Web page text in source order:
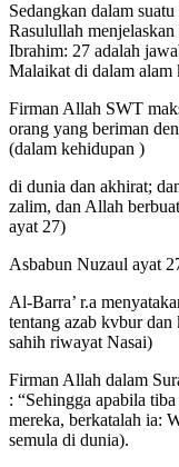
Sedangkan dalam
Rasulullah
Ibrahim: 27 adalah
Malaikat di dalam alam
Firman Allah SWT
orang yang beriman
(dalam kehidupan )
di dunia dan akhirat;
zalim, dan Allah
ayat 27)
Asbabun Nuzaul ayat
Al-Barra’ r.a
tentang azab kvbur
sahih riwayat Nasai)
Firman Allah dalam
: “Sehingga apabila
mereka, berkatalah ia:
semula di dunia).